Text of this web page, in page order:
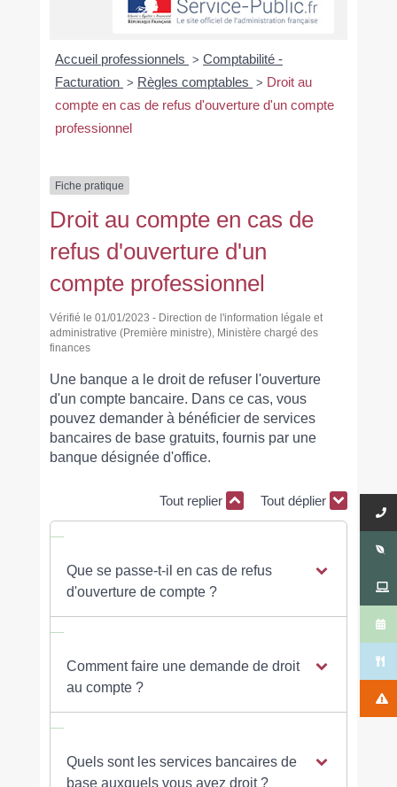
Accueil professionnels > Comptabilité -
Facturation > Règles comptables > Droit au
compte en cas de refus d'ouverture d'un compte
professionnel
Fiche pratique
Droit au compte en cas de
refus d'ouverture d'un
compte professionnel
Vérifié le 01/01/2023 - Direction de l'information légale et
administrative (Première ministre), Ministère chargé des
finances
Une banque a le droit de refuser l'ouverture
d'un compte bancaire. Dans ce cas, vous
pouvez demander à bénéficier de services
bancaires de base gratuits, fournis par une
banque désignée d'office.
Tout replier Tout déplier
Que se passe-t-il en cas de refus
d'ouverture de compte ?
Comment faire une demande de droit
au compte ?
Quels sont les services bancaires de
base auxquels vous avez droit ?